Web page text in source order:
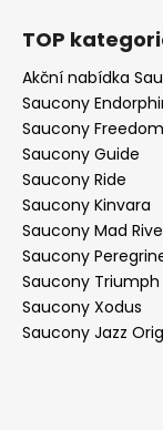
TOP
Akční nabídka
Saucony
Saucony Freedom
Saucony Guide
Saucony Ride
Saucony Kinvara
Saucony Mad
Saucony
Saucony Triumph
Saucony Xodus
Saucony Jazz